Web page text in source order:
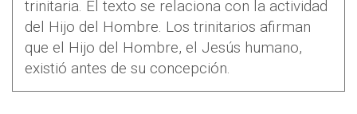
trinitaria. El texto se relaciona con la actividad
del Hijo del Hombre. Los trinitarios afirman
que el Hijo del Hombre, el Jesús humano,
existió antes de su concepción.